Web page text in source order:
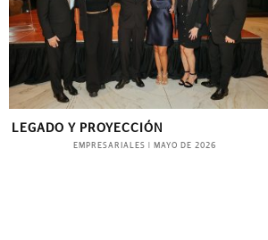
LEGADO Y PROYECCIÓN
EMPRESARIALES MAYO DE 2026